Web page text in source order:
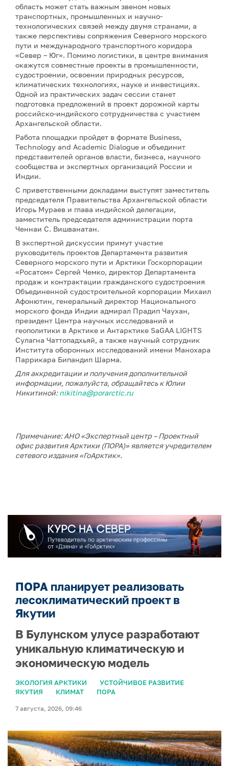
область может стать важным звеном новых
транспортных, промышленных и научно-
технологических связей между двумя странами, а
также перспективы сопряжения Северного морского
пути и международного транспортного коридора
«Север – Юг». Помимо логистики, в центре внимания
окажутся совместные проекты в промышленности,
судостроении, освоении природных ресурсов,
климатических технологиях, науке и инвестициях.
Одной из практических задач сессии станет
подготовка предложений в проект дорожной карты
российско-индийского сотрудничества с участием
Архангельской области.
Работа площадки пройдет в формате Business,
Technology and Academic Dialogue и объединит
представителей органов власти, бизнеса, научного
сообщества и экспертных организаций России и
Индии.
С приветственными докладами выступят заместитель
председателя Правительства Архангельской области
Игорь Мураев и глава индийской делегации,
заместитель председателя администрации порта
Ченнаи С. Вишванатан.
В экспертной дискуссии примут участие
руководитель проектов Департамента развития
Северного морского пути и Арктики Госкорпорации
«Росатом» Сергей Чемко, директор Департамента
продаж и контрактации гражданского судостроения
Объединенной судостроительной корпорации Михаил
Афонютин, генеральный директор Национального
морского фонда Индии адмирал Прадип Чаухан,
президент Центра научных исследований и
геополитики в Арктике и Антарктике SaGAA LIGHTS
Сулагна Чаттопадхьяй, а также научный сотрудник
Института оборонных исследований имени Манохара
Паррикара Бипандип Шарма.
Для аккредитации и получения дополнительной
информации, пожалуйста, обращайтесь к Юлии
Никитиной:nikitina@porarctic.ru
Примечание: АНО «Экспертный центр – Проектный
офис развития Арктики (ПОРА)» является учредителем
сетевого издания «ГоАрктик».
ПОРА планирует реализовать
лесоклиматический проект в
Якутии
В Булунском улусе разработают
уникальную климатическую и
экономическую модель
ЭКОЛОГИЯ АРКТИКИ
УСТОЙЧИВОЕ РАЗВИТИЕ
ЯКУТИЯ
КЛИМАТ ПОРА
7 августа, 2026, 09:46